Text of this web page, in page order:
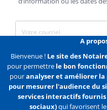
J'accepte de recevoir des
En
A
Bienvenue ! Le site des
pour permettre le bon
pouranalyser et améliorer
pour mesurer l'audience du
services interactifs fournis
sociaux)qui favorisent